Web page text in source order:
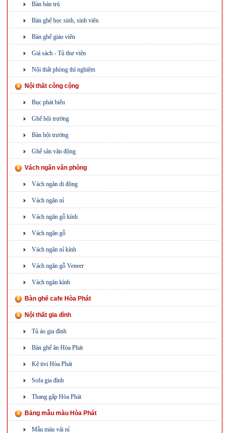
Bàn bán trú
Bàn ghế học sinh, sinh viên
Bàn ghế giáo viên
Giá sách - Tủ thư viện
Nội thất phòng thí nghiệm
Nội thất công cộng
Bục phát biểu
Ghế hội trường
Bàn hội trường
Ghế sân vận động
Vách ngăn văn phòng
Vách ngăn di động
Vách ngăn nỉ
Vách ngăn gỗ kính
Vách ngăn gỗ
Vách ngăn nỉ kính
Vách ngăn gỗ Veneer
Vách ngăn kính
Bàn ghế cafe Hòa Phát
Nội thất gia đình
Tủ áo gia đình
Bàn ghế ăn Hòa Phát
Kệ tivi Hòa Phát
Sofa gia đình
Thang gấp Hòa Phát
Bảng mẫu màu Hòa Phát
Mẫu màu vải nỉ